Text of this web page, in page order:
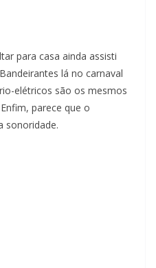
para casa ainda assisti
lá no carnaval
elétricos são os mesmos
parece que o
sonoridade.